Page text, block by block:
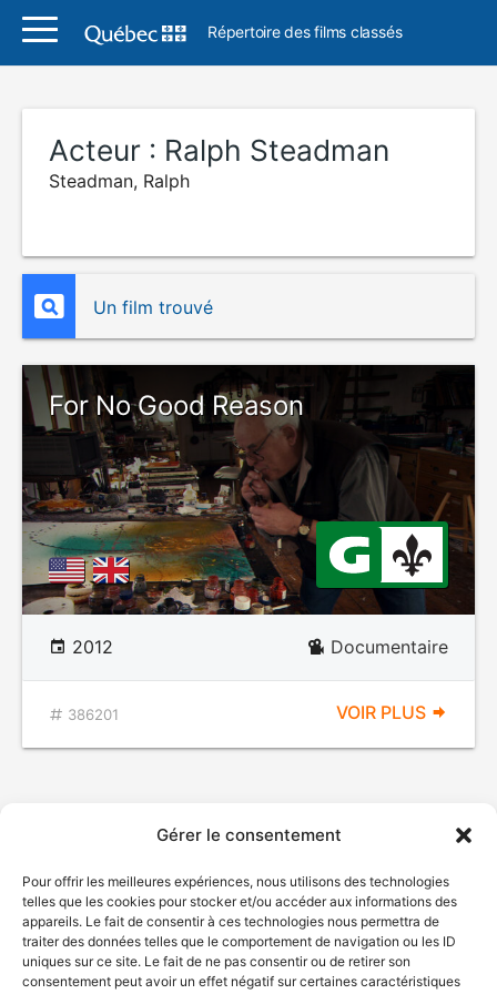
Gérer le consentement
Pour offrir les meilleures expériences, nous utilisons des technologies
telles que les cookies pour stocker et/ou accéder aux informations des
appareils. Le fait de consentir à ces technologies nous permettra de
traiter des données telles que le comportement de navigation ou les ID
uniques sur ce site. Le fait de ne pas consentir ou de retirer son
consentement peut avoir un effet négatif sur certaines caractéristiques
Répertoire des films classés
Acteur : Ralph Steadman
Steadman, Ralph
Un film trouvé
For No Good Reason
2012 Documentaire
386201 VOIR PLUS